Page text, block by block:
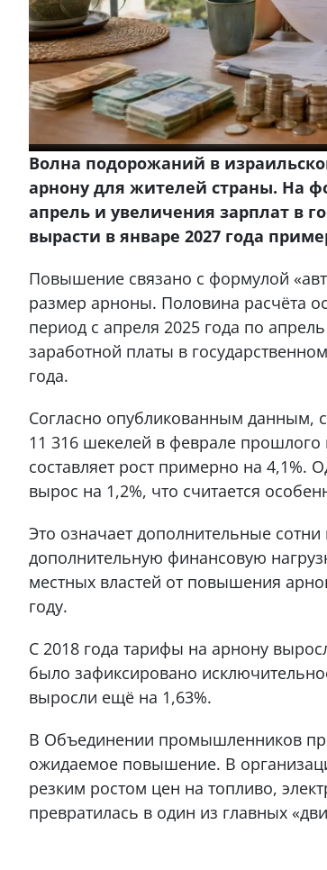
Волна подорожаний в
арнону для жителей страны. На
апрель и увеличения зарплат в
вырасти в январе 2027 года
Повышение связано с формулой
размер арноны. Половина расчёта
период с апреля 2025 года по
заработной платы в
года.
Согласно опубликованным данным,
11 316 шекелей в феврале прошлого
составляет рост примерно на 4,1%.
вырос на 1,2%, что считается
Это означает дополнительные
дополнительную финансовую
местных властей от повышения
году.
С 2018 года тарифы на арнону
было зафиксировано
выросли ещё на 1,63%.
В Объединении промышленников
ожидаемое повышение. В
резким ростом цен на топливо,
превратилась в один из главных